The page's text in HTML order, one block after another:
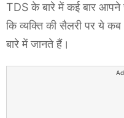
TDS के बारे में कई बार आपने
कि व्यक्ति की सैलरी पर ये
बारे में जानते हैं।